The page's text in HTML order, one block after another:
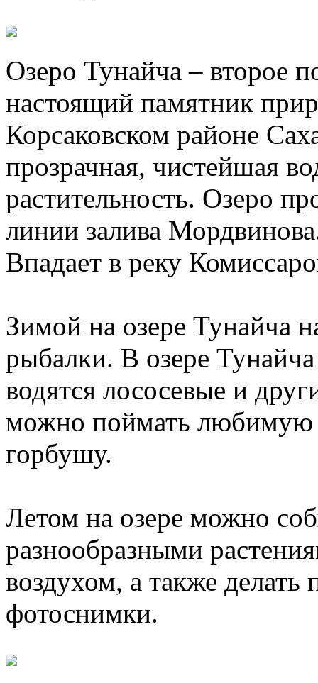
Озеро Тунайча – второе
настоящий памятник
Корсаковском районе
прозрачная, чистейшая
растительность. Озеро
линии залива
Впадает в реку
Зимой на озере Тунайча
рыбалки. В озере
водятся лососевые и
можно поймать любимую
горбушу.
Летом на озере можно
разнообразными
воздухом, а также
фотоснимки.